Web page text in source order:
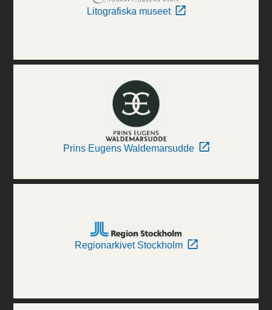
Litografiska museet
Prins Eugens Waldemarsudde
Regionarkivet Stockholm